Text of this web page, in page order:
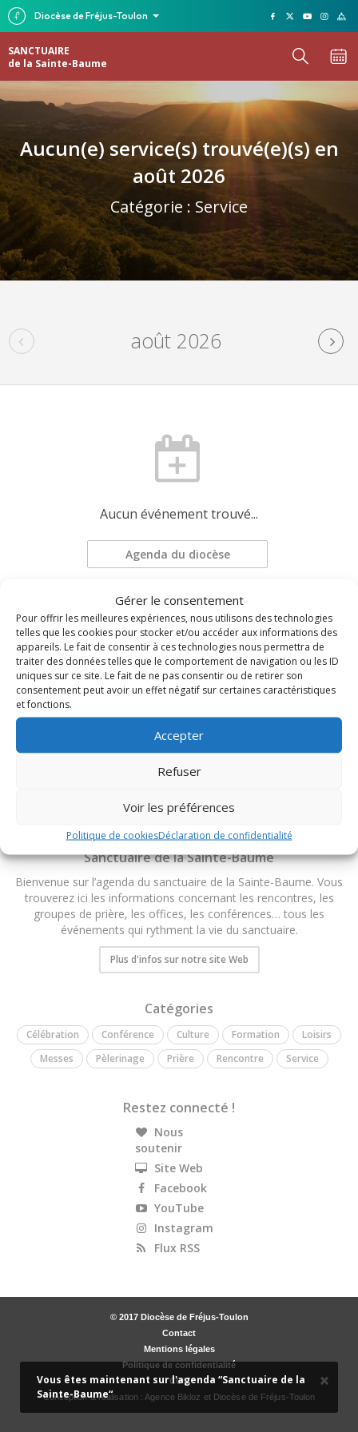
Diocèse de Fréjus-Toulon
Gérer le consentement
Pour offrir les meilleures expériences, nous utilisons des technologies
telles que les cookies pour stocker et/ou accéder aux informations des
appareils. Le fait de consentir à ces technologies nous permettra de
traiter des données telles que le comportement de navigation ou les ID
uniques sur ce site. Le fait de ne pas consentir ou de retirer son
consentement peut avoir un effet négatif sur certaines caractéristiques
et fonctions.
Accepter
Refuser
Voir les préférences
Politique de cookiesDéclaration de confidentialité
SANCTUAIRE
de la Sainte-Baume
Aucun(e) service(s) trouvé(e)(s) en
août 2026
Catégorie : Service
août 2026
Aucun événement trouvé...
Agenda du diocèse
Demander une mise à jour
TOUS LES ÉVÉNEMENTS DU DIOCÈSE
Sanctuaire de la Sainte-Baume
Bienvenue sur l’agenda du sanctuaire de la Sainte-Baume. Vous
trouverez ici les informations concernant les rencontres, les
groupes de prière, les offices, les conférences… tous les
événements qui rythment la vie du sanctuaire.
Plus d'infos sur notre site Web
Catégories
Célébration Conférence Culture Formation
Loisirs
Messes
Pèlerinage Prière Rencontre Service
Restez connecté !
Nous
soutenir
Site Web
Facebook
YouTube
Instagram
Flux RSS
© 2017 Diocèse de Fréjus-Toulon
Contact
Mentions légales
Politique de confidentialité
CGU
Conception & réalisation : Agence Bikloz et Diocèse de Fréjus-Toulon
×
Vous êtes maintenant sur l'agenda “Sanctuaire de la
Sainte-Baume“